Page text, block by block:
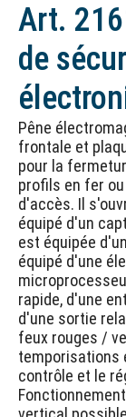
Art.
de
Pêne
frontale et
pour la
profils en fer
d'accès. Il
équipé d'un
est équipée
équipé d'une
rapide, d'une
d'une sortie
feux rouges /
temporisations
contrôle et le